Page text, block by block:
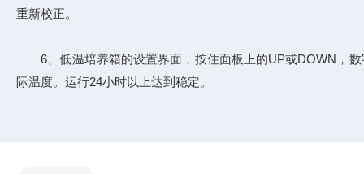
重新校正。
6、低温培养箱的设置界面，按住面板上的UP或DOWN，数
际温度。运行24小时以上达到稳定。